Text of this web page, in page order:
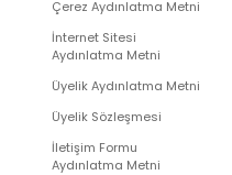
Çerez Aydınlatma Metni
İnternet Sitesi
Aydınlatma Metni
Üyelik Aydınlatma Metni
Üyelik Sözleşmesi
İletişim Formu
Aydınlatma Metni